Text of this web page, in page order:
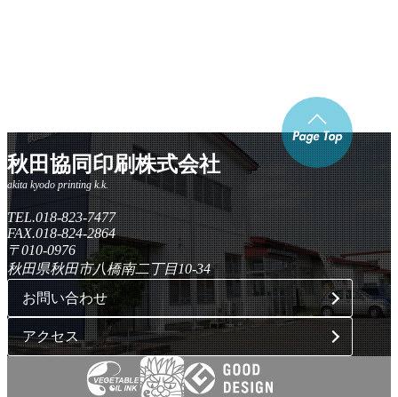
秋田協同印刷株式会社
TEL.018-823-7477
FAX.018-824-2864
〒010-0976
秋田県秋田市八橋南二丁目10-34
お問い合わせ
アクセス